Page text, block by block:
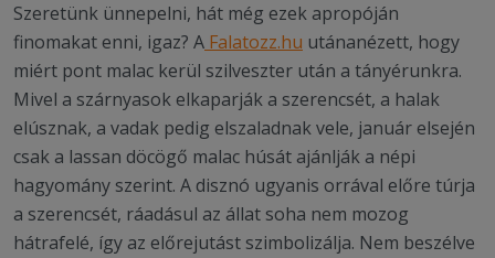
Szeretünk ünnepelni, hát még ezek apropóján
finomakat enni, igaz? A Falatozz.hu utánanézett, hogy
miért pont malac kerül szilveszter után a tányérunkra.
Mivel a szárnyasok elkaparják a szerencsét, a halak
elúsznak, a vadak pedig elszaladnak vele, január elsején
csak a lassan döcögő malac húsát ajánlják a népi
hagyomány szerint. A disznó ugyanis orrával előre túrja
a szerencsét, ráadásul az állat soha nem mozog
hátrafelé, így az előrejutást szimbolizálja. Nem beszélve